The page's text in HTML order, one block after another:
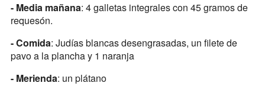
- Media mañana: 4 galletas integrales con 45 gramos de
requesón.
- Comida: Judías blancas desengrasadas, un filete de
pavo a la plancha y 1 naranja
- Merienda: un plátano